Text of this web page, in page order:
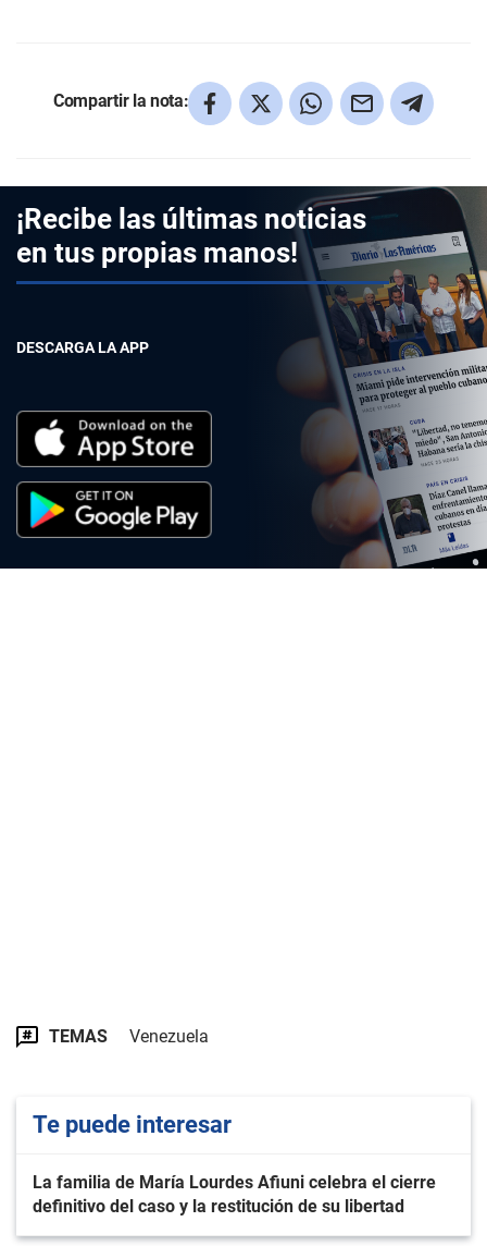
Compartir la nota:
¡Recibe las últimas noticias
en tus propias manos!
DESCARGA LA APP
TEMAS Venezuela
Te puede interesar
La familia de María Lourdes Afiuni celebra el cierre
definitivo del caso y la restitución de su libertad